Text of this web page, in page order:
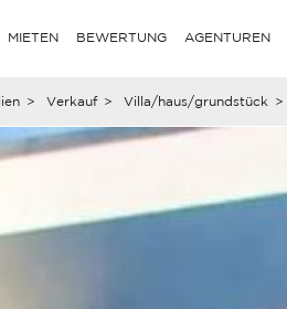
MIETEN BEWERTUNG AGENTUREN
> Verkauf > Villa/haus/grundstück >